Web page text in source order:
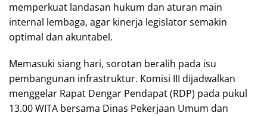
memperkuat landasan hukum dan aturan main
internal lembaga, agar kinerja legislator semakin
optimal dan akuntabel.
Memasuki siang hari, sorotan beralih pada isu
pembangunan infrastruktur. Komisi III dijadwalkan
menggelar Rapat Dengar Pendapat (RDP) pada pukul
13.00 WITA bersama Dinas Pekerjaan Umum dan